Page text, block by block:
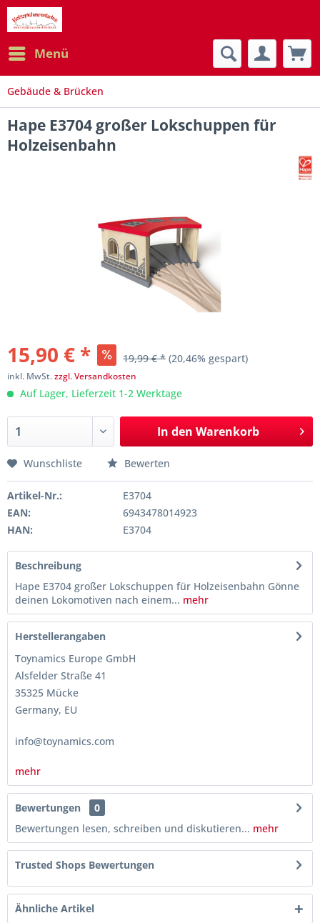
Menü
Gebäude & Brücken
Hape E3704 großer Lokschuppen für
Holzeisenbahn
15,90 € * 19,99 € * (20,46% gespart)
inkl. MwSt.zzgl. Versandkosten
Auf Lager, Lieferzeit 1-2 Werktage
In den Warenkorb
Wunschliste Bewerten
Artikel-Nr.:
E3704
EAN:
6943478014923
HAN:
E3704
Beschreibung
Hape E3704 großer Lokschuppen für Holzeisenbahn Gönne
deinen Lokomotiven nach einem... mehr
Herstellerangaben
Toynamics Europe GmbH
Alsfelder Straße 41
35325 Mücke
Germany, EU
info@toynamics.com
mehr
Bewertungen
0
Bewertungen lesen, schreiben und diskutieren... mehr
Trusted Shops Bewertungen
Ähnliche Artikel